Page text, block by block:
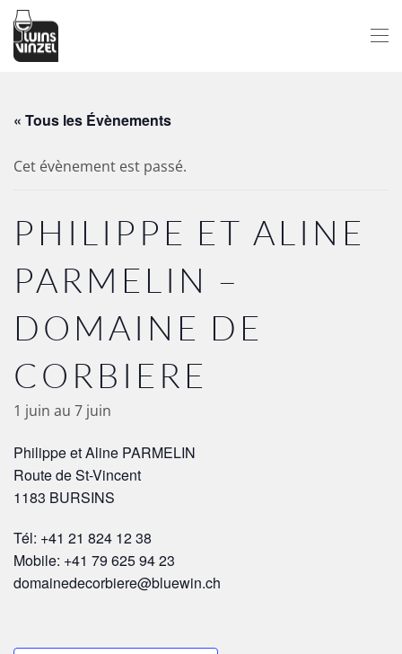
Passer au contenu principal
« Tous les Évènements
Cet évènement est passé.
PHILIPPE ET ALINE
PARMELIN –
DOMAINE DE
CORBIERE
1 juin au 7 juin
Philippe et Aline PARMELIN
Route de St-Vincent
1183 BURSINS
Tél: +41 21 824 12 38
Mobile: +41 79 625 94 23
domainedecorbiere@bluewin.ch